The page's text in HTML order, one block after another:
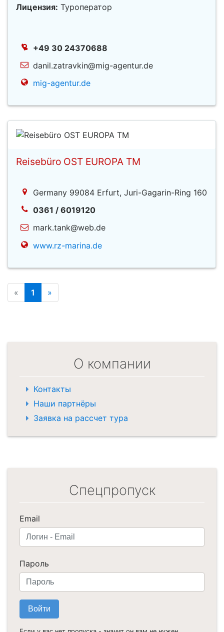
Лицензия: Туроператор
+49 30 24370688
danil.zatravkin@mig-agentur.de
mig-agentur.de
Reisebüro OST EUROPA TM
Germany 99084 Erfurt, Juri-Gagarin-Ring 160
0361 / 6019120
mark.tank@web.de
www.rz-marina.de
« 1 »
О компании
Контакты
Наши партнёры
Заявка на рассчет тура
Спецпропуск
Email
Пароль